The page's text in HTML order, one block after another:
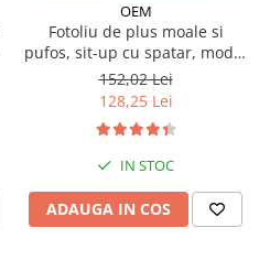
OEM
Fotoliu de plus moale si
pufos, sit-up cu spatar, model
animalute
152,02 Lei
128,25 Lei
IN STOC
ADAUGA IN COS